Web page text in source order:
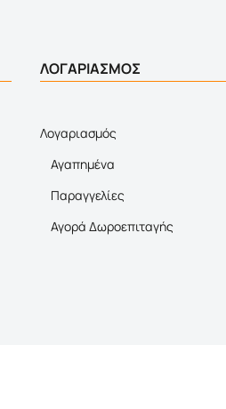
ΛΟΓΑΡΙΑΣΜΟΣ
Λογαριασμός
Αγαπημένα
Παραγγελίες
Αγορά Δωροεπιταγής